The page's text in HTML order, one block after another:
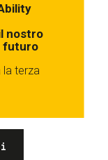
nostro
futuro
la terza